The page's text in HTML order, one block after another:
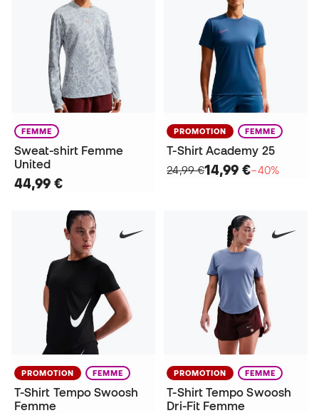
FEMME
Sweat-shirt Femme
United
44,99 €
PROMOTION FEMME
T-Shirt Academy 25
24,99 €14,99 €−40%
PROMOTION FEMME
T-Shirt Tempo Swoosh
Femme
PROMOTION FEMME
T-Shirt Tempo Swoosh
Dri-Fit Femme